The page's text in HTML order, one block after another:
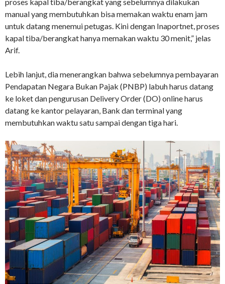
proses kapal tiba/berangkat yang sebelumnya dilakukan
manual yang membutuhkan bisa memakan waktu enam jam
untuk datang menemui petugas. Kini dengan Inaportnet, proses
kapal tiba/berangkat hanya memakan waktu 30 menit,” jelas
Arif.
Lebih lanjut, dia menerangkan bahwa sebelumnya pembayaran
Pendapatan Negara Bukan Pajak (PNBP) labuh harus datang
ke loket dan pengurusan Delivery Order (DO) online harus
datang ke kantor pelayaran, Bank dan terminal yang
membutuhkan waktu satu sampai dengan tiga hari.